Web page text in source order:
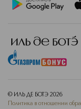
© ИЛЬ ДЕ БОТЭ 2026
Политика в отношении